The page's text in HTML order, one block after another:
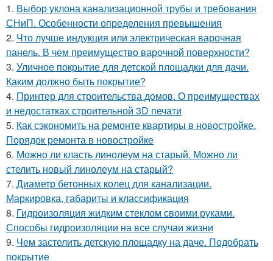
1. Выбор уклона канализационной трубы и требования
СНиП. Особенности определения превышения
2. Что лучше индукция или электрическая варочная
панель. В чем преимущество варочной поверхности?
3. Уличное покрытие для детской площадки для дачи.
Каким должно быть покрытие?
4. Принтер для строительства домов. О преимуществах
и недостатках строительной 3D печати
5. Как сэкономить на ремонте квартиры в новостройке.
Порядок ремонта в новостройке
6. Можно ли класть линолеум на старый. Можно ли
стелить новый линолеум на старый?
7. Диаметр бетонных колец для канализации.
Маркировка, габариты и классификация
8. Гидроизоляция жидким стеклом своими руками.
Способы гидроизоляции на все случаи жизни
9. Чем застелить детскую площадку на даче. Подобрать
покрытие